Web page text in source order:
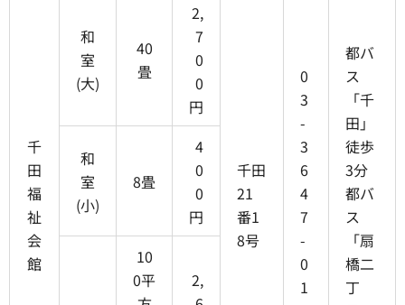
千
田
福
祉
会
館
和
室
(大)
40
畳
2,
7
0
0
円
千田
21
番1
8号
0
3
-
3
6
4
7
-
0
1
都バ
ス
「千
田」
徒歩
3分
都バ
ス
「扇
橋二
丁
和
室
(小)
8畳
4
0
0
円
10
0平
2,